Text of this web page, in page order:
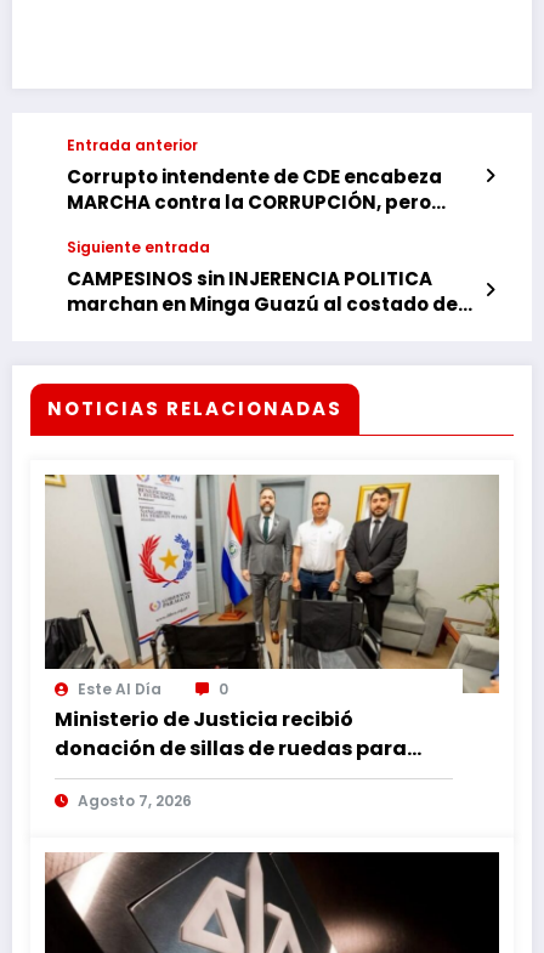
Entrada anterior
Corrupto intendente de CDE encabeza
MARCHA contra la CORRUPCIÓN, pero
MINISTERIO PUBLICO
Siguiente entrada
CAMPESINOS sin INJERENCIA POLITICA
marchan en Minga Guazú al costado de
NOTICIAS RELACIONADAS
Este Al Día 0
Ministerio de Justicia recibió
donación de sillas de ruedas para
internos vulnerables
Agosto 7, 2026